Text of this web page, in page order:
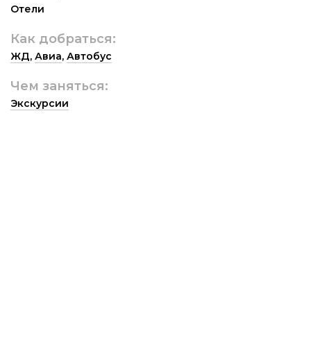
Отели
Как добраться:
ЖД, Авиа, Автобус
Чем заняться:
Экскурсии